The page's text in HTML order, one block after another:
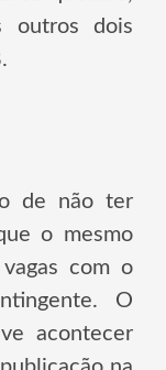
outros dois
de não ter
o mesmo
com o
O
acontecer